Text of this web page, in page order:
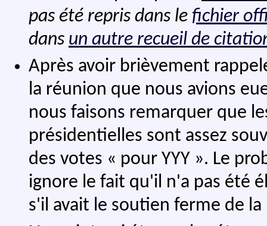
pas été repris dans le fichier
dans un autre recueil de
Après avoir brièvement
la réunion que nous avions
nous faisons remarquer que
présidentielles sont assez
des votes « pour YYY ». Le
ignore le fait qu'il n'a pas été
s'il avait le soutien ferme de